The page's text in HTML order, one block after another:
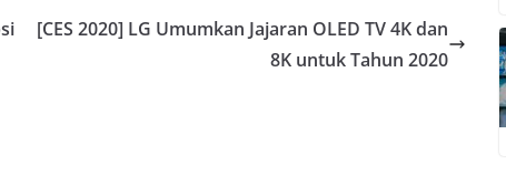
[CES 2020] LG Umumkan Jajaran OLED TV 4K dan
8K untuk Tahun 2020